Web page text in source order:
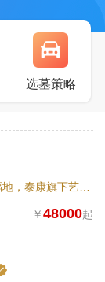
选墓策略
￥48000起